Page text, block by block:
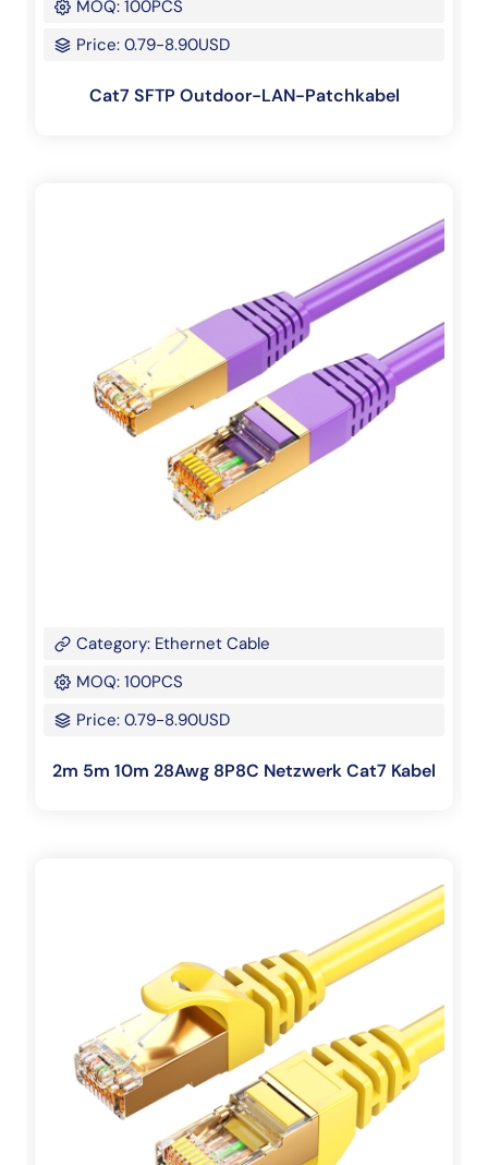
MOQ: 100PCS
Price: 0.79-8.90USD
Cat7 SFTP Outdoor-LAN-Patchkabel
Category: Ethernet Cable
MOQ: 100PCS
Price: 0.79-8.90USD
2m 5m 10m 28Awg 8P8C Netzwerk Cat7 Kabel